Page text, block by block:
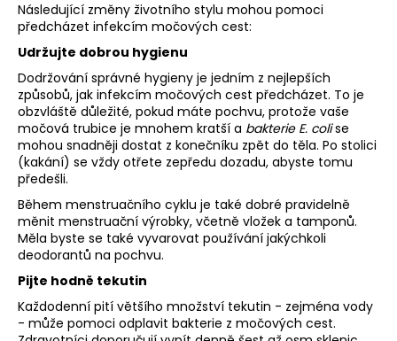
Následující změny životního stylu mohou pomoci
předcházet infekcím močových cest:
Udržujte dobrou hygienu
Dodržování správné hygieny je jedním z nejlepších
způsobů, jak infekcím močových cest předcházet. To je
obzvláště důležité, pokud máte pochvu, protože vaše
močová trubice je mnohem kratší a bakterie E. colise
mohou snadněji dostat z konečníku zpět do těla. Po stolici
(kakání) se vždy otřete zepředu dozadu, abyste tomu
předešli.
Během menstruačního cyklu je také dobré pravidelně
měnit menstruační výrobky, včetně vložek a tamponů.
Měla byste se také vyvarovat používání jakýchkoli
deodorantů na pochvu.
Pijte hodně tekutin
Každodenní pití většího množství tekutin - zejména vody
- může pomoci odplavit bakterie z močových cest.